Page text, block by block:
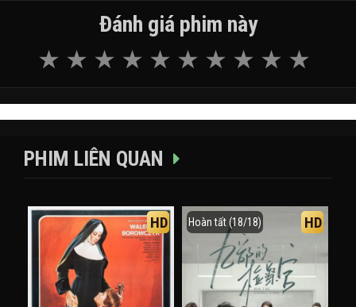
Đánh giá phim này
PHIM LIÊN QUAN
HD Hoàn tất (18/18) HD